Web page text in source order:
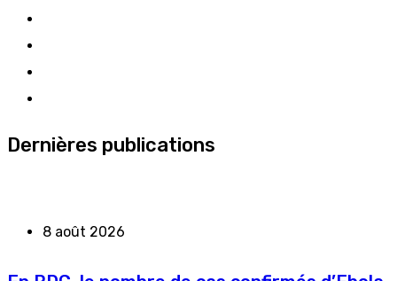
Dernières publications
8 août 2026